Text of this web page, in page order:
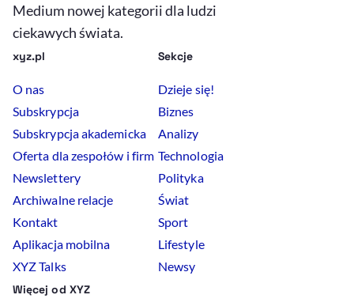
Medium nowej kategorii dla ludzi
ciekawych świata.
xyz.pl
O nas
Subskrypcja
Subskrypcja akademicka
Oferta dla zespołów i firm
Newslettery
Archiwalne relacje
Kontakt
Aplikacja mobilna
XYZ Talks
Sekcje
Dzieje się!
Biznes
Analizy
Technologia
Polityka
Świat
Sport
Lifestyle
Newsy
Więcej od XYZ